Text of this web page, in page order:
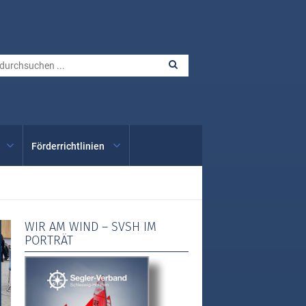
Förderrichtlinien
WIR AM WIND – SVSH IM
PORTRÄT